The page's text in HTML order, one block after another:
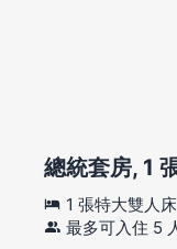
總統套房, 1
1 張特大雙人床
最多可入住 5